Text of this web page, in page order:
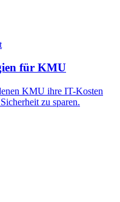
für KMU
KMU ihre IT-Kosten
zu sparen.